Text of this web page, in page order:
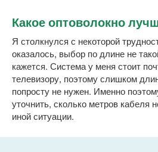
Какое оптоволокно
Я столкнулся с некоторой
оказалось, выбор по длине не
кажется. Система у меня стоит
телевизору, поэтому слишком
попросту не нужен. Именно
уточнить, сколько метров кабеля
иной ситуации.